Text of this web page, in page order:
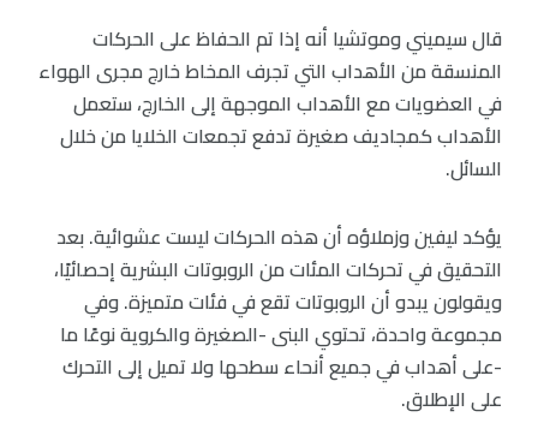
قال سيميني وموتشيا أنه إذا تم الحفاظ على الحركات
المنسقة من الأهداب التي تجرف المخاط خارج مجرى الهواء
في العضويات مع الأهداب الموجهة إلى الخارج، ستعمل
الأهداب كمجاديف صغيرة تدفع تجمعات الخلايا من خلال
السائل.
يؤكد ليفين وزملاؤه أن هذه الحركات ليست عشوائية. بعد
التحقيق في تحركات المئات من الروبوتات البشرية إحصائيًا،
ويقولون يبدو أن الروبوتات تقع في فئات متميزة. وفي
مجموعة واحدة، تحتوي البنى -الصغيرة والكروية نوعًا ما
-على أهداب في جميع أنحاء سطحها ولا تميل إلى التحرك
على الإطلاق.